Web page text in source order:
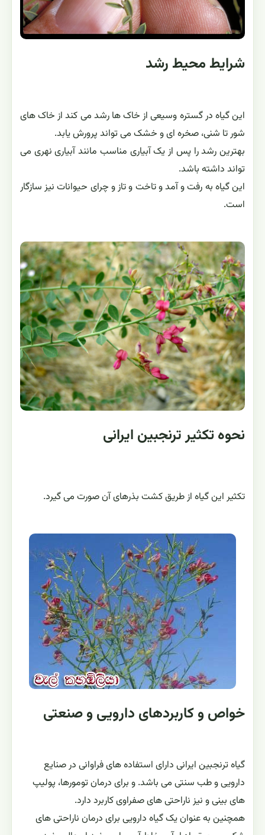
شرایط محیط رشد
این گیاه در گستره وسیعی از خاک ها رشد می کند از خاک های
شور تا شنی، صخره ای و خشک می تواند پرورش یابد.
بهترین رشد را پس از یک آبیاری مناسب مانند آبیاری نهری می
تواند داشته باشد.
این گیاه به رفت و آمد و تاخت و تاز و چرای حیوانات نیز سازگار
است.
نحوه تکثیر ترنجبين ایرانی
تکثیر این گیاه از طریق کشت بذرهای آن صورت می گیرد.
خواص و کاربردهای دارویی و صنعتی
گیاه ترنجبین ایرانی دارای استفاده های فراوانی در صنایع
دارویی و طب سنتی می باشد. و برای درمان تومورها، پولیپ
های بینی و نیز ناراحتی های صفراوی کاربرد دارد.
همچنین به عنوان یک گیاه دارویی برای درمان ناراحتی های